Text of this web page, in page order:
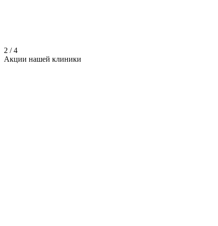
2 /4
Акции нашей клиники